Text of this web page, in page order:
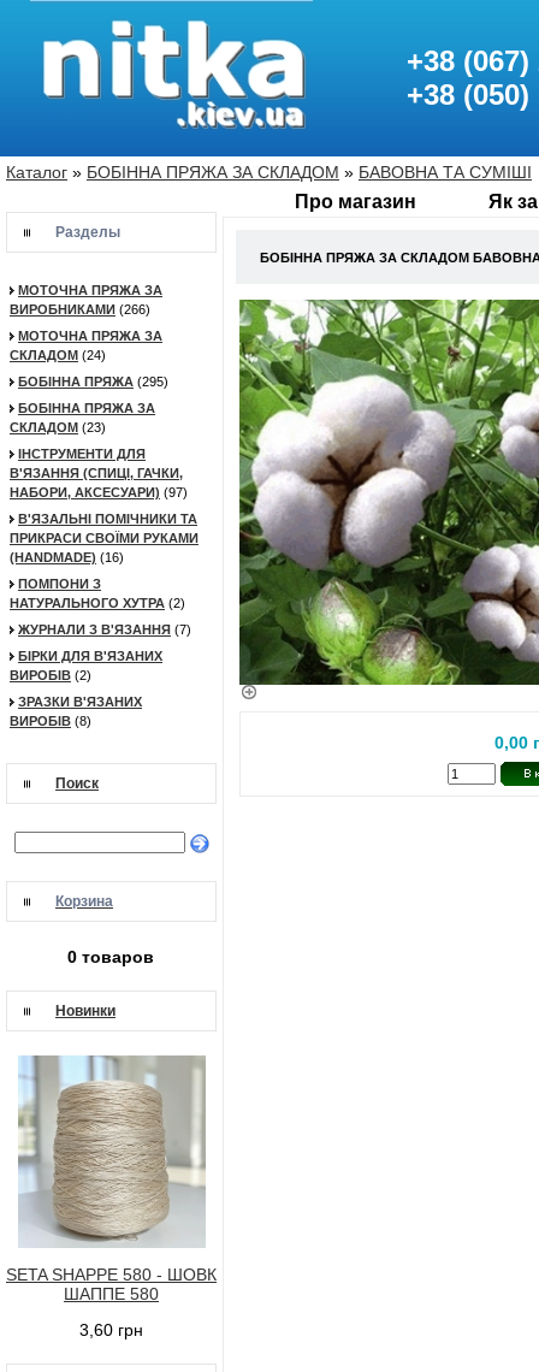
+38 (067)
+38 (050)
Каталог » БОБІННА ПРЯЖА ЗА СКЛАДОМ » БАВОВНА ТА СУМІШІ
Разделы
МОТОЧНА ПРЯЖА ЗА
ВИРОБНИКАМИ (266)
МОТОЧНА ПРЯЖА ЗА
СКЛАДОМ (24)
БОБІННА ПРЯЖА (295)
БОБІННА ПРЯЖА ЗА
СКЛАДОМ (23)
ІНСТРУМЕНТИ ДЛЯ
В'ЯЗАННЯ (СПИЦІ, ГАЧКИ,
НАБОРИ, АКСЕСУАРИ) (97)
В'ЯЗАЛЬНІ ПОМІЧНИКИ ТА
ПРИКРАСИ СВОЇМИ РУКАМИ
(HANDMADE) (16)
ПОМПОНИ З
НАТУРАЛЬНОГО ХУТРА (2)
ЖУРНАЛИ З В'ЯЗАННЯ (7)
БІРКИ ДЛЯ В'ЯЗАНИХ
ВИРОБІВ (2)
ЗРАЗКИ В'ЯЗАНИХ
ВИРОБІВ (8)
Поиск
Корзина
0 товаров
Новинки
SETA SHAPPE 580 - ШОВК
ШАППЕ 580
3,60 грн
Про магазин Як
БОБІННА ПРЯЖА ЗА СКЛАДОМ БАВОВНА
0,00